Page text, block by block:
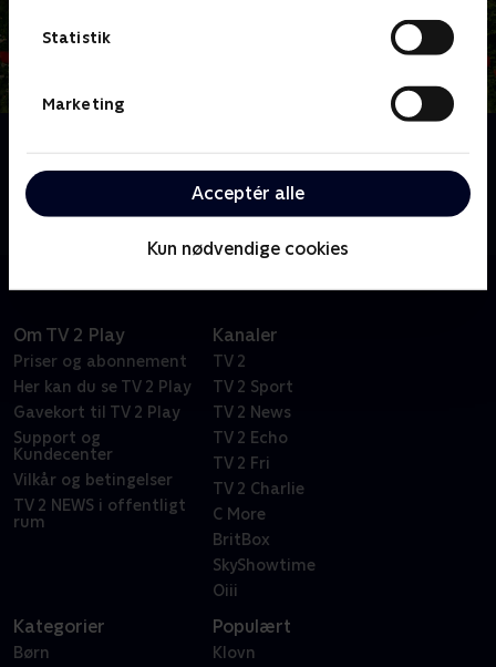
Statistik
Marketing
Acceptér alle
Kun nødvendige cookies
Lykken er - at finde en at dele landmandslivet med.
Vil det lykkes? Følg de danske landmænd og –
kvinders jagt på kærligheden.
Om TV 2 Play
Priser og abonnement
Her kan du se TV 2 Play
Gavekort til TV 2 Play
Support og
Kundecenter
Vilkår og betingelser
TV 2 NEWS i offentligt
rum
Kanaler
TV 2
TV 2 Sport
TV 2 News
TV 2 Echo
TV 2 Fri
TV 2 Charlie
C More
BritBox
SkyShowtime
Oiii
Kategorier
Børn
Populært
Klovn